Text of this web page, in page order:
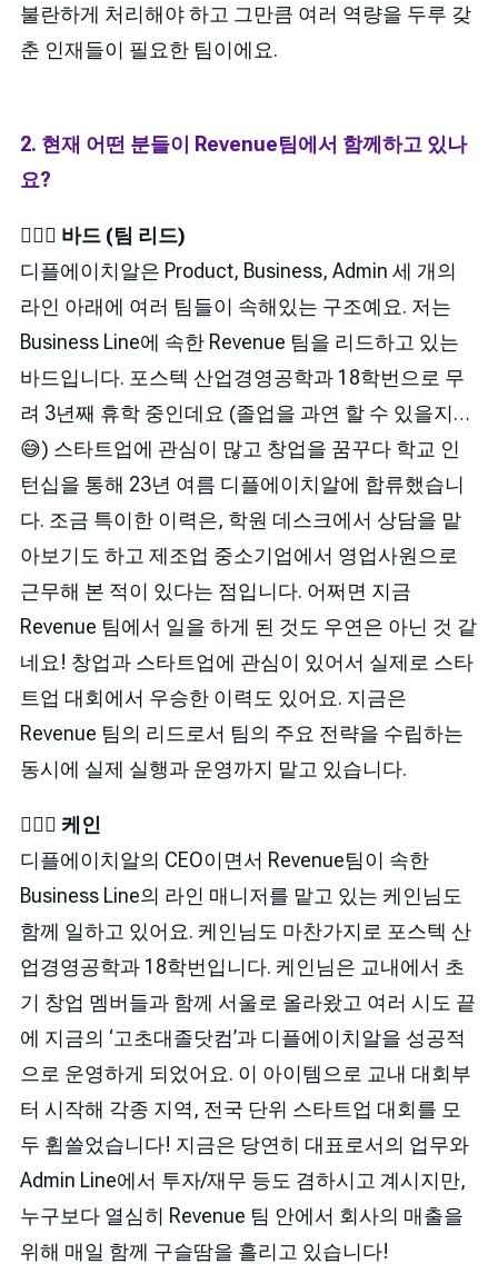
불란하게 처리해야 하고 그만큼 여러 역량을 두루 갖
춘 인재들이 필요한 팀이에요.
2. 현재 어떤 분들이 Revenue팀에서 함께하고 있나
요?
🙎🏻‍♂️ 바드 (팀 리드)
디플에이치알은 Product, Business, Admin 세 개의
라인 아래에 여러 팀들이 속해있는 구조예요. 저는
Business Line에 속한 Revenue 팀을 리드하고 있는
바드입니다. 포스텍 산업경영공학과 18학번으로 무
려 3년째 휴학 중인데요 (졸업을 과연 할 수 있을지…
😅) 스타트업에 관심이 많고 창업을 꿈꾸다 학교 인
턴십을 통해 23년 여름 디플에이치알에 합류했습니
다. 조금 특이한 이력은, 학원 데스크에서 상담을 맡
아보기도 하고 제조업 중소기업에서 영업사원으로
근무해 본 적이 있다는 점입니다. 어쩌면 지금
Revenue 팀에서 일을 하게 된 것도 우연은 아닌 것 같
네요! 창업과 스타트업에 관심이 있어서 실제로 스타
트업 대회에서 우승한 이력도 있어요. 지금은
Revenue 팀의 리드로서 팀의 주요 전략을 수립하는
동시에 실제 실행과 운영까지 맡고 있습니다.
🙎🏻‍♂️ 케인
디플에이치알의 CEO이면서 Revenue팀이 속한
Business Line의 라인 매니저를 맡고 있는 케인님도
함께 일하고 있어요. 케인님도 마찬가지로 포스텍 산
업경영공학과 18학번입니다. 케인님은 교내에서 초
기 창업 멤버들과 함께 서울로 올라왔고 여러 시도 끝
에 지금의 ‘고초대졸닷컴’과 디플에이치알을 성공적
으로 운영하게 되었어요. 이 아이템으로 교내 대회부
터 시작해 각종 지역, 전국 단위 스타트업 대회를 모
두 휩쓸었습니다! 지금은 당연히 대표로서의 업무와
Admin Line에서 투자/재무 등도 겸하시고 계시지만,
누구보다 열심히 Revenue 팀 안에서 회사의 매출을
위해 매일 함께 구슬땀을 흘리고 있습니다!